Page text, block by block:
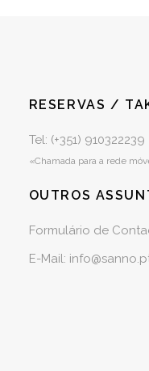
RESERVAS /
Tel: (+351) 910322239
«Chamada para a rede
OUTROS
Formulário de
E-Mail: